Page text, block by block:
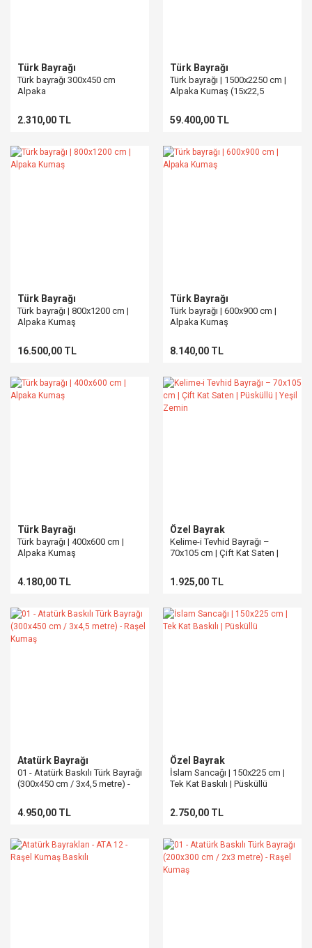
Türk Bayrağı
Türk bayrağı 300x450 cm
Alpaka
2.310,00 TL
Türk Bayrağı
Türk bayrağı | 1500x2250 cm |
Alpaka Kumaş (15x22,5
59.400,00 TL
Türk Bayrağı
Türk bayrağı | 800x1200 cm |
Alpaka Kumaş
16.500,00 TL
Türk Bayrağı
Türk bayrağı | 600x900 cm |
Alpaka Kumaş
8.140,00 TL
Türk Bayrağı
Türk bayrağı | 400x600 cm |
Alpaka Kumaş
4.180,00 TL
Özel Bayrak
Kelime-i Tevhid Bayrağı –
70x105 cm | Çift Kat Saten |
1.925,00 TL
Atatürk Bayrağı
01 - Atatürk Baskılı Türk Bayrağı
(300x450 cm / 3x4,5 metre) -
4.950,00 TL
Özel Bayrak
İslam Sancağı | 150x225 cm |
Tek Kat Baskılı | Püsküllü
2.750,00 TL